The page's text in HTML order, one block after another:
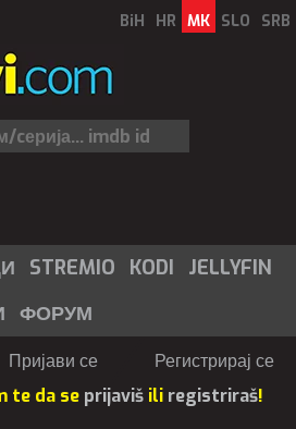
BiH HR MK SLO SRB
STREMIO KODI
JELLYFIN
ФОРУМ
Пријави се
Регистрирај се
te da se prijaviš ili registriraš!